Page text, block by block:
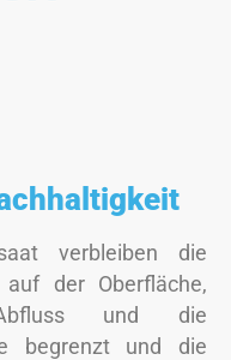
verbleiben die
auf der Oberfläche,
und die
begrenzt und die